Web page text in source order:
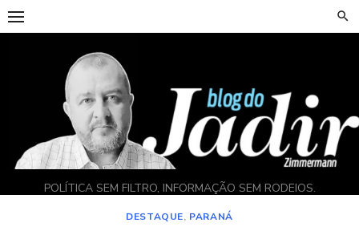
Skip
to
POLÍTICA SEM FILTRO, INFORMAÇÃO SEM RODEIOS.
DESTAQUE, PARANÁ